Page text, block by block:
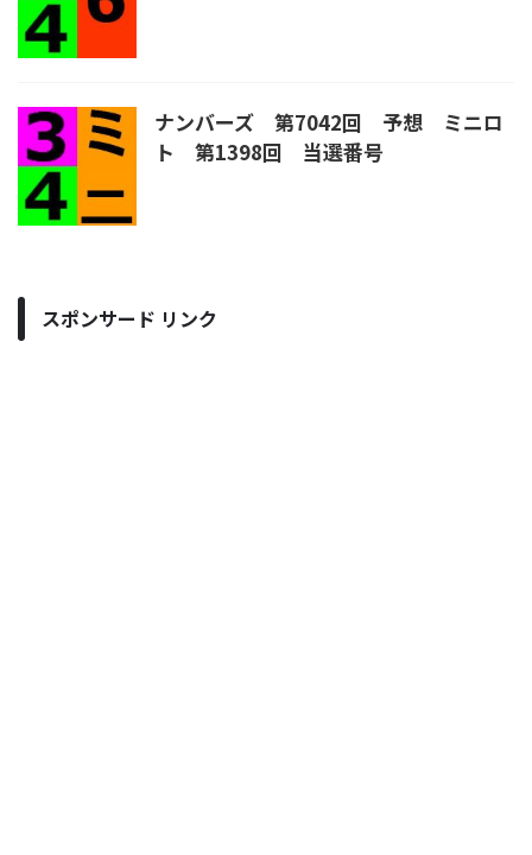
ナンバーズ 第7042回 予想 ミニロ
ト 第1398回 当選番号
スポンサード リンク